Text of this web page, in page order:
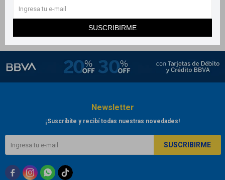
SUSCRIBIRME
Newsletter
¡Suscribite y recibí todas nuestras novedades!
SUSCRIBIRME
  